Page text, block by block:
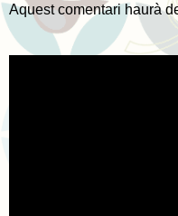
Aquest comentari haurà